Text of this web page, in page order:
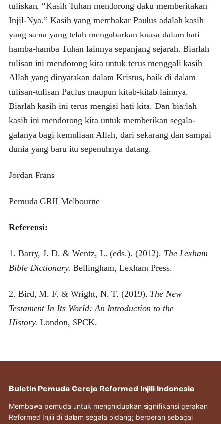
tuliskan, “Kasih Tuhan mendorong daku memberitakan
Injil-Nya.” Kasih yang membakar Paulus adalah kasih
yang sama yang telah mengobarkan kuasa dalam hati
hamba-hamba Tuhan lainnya sepanjang sejarah. Biarlah
tulisan ini mendorong kita untuk terus menggali kasih
Allah yang dinyatakan dalam Kristus, baik di dalam
tulisan-tulisan Paulus maupun kitab-kitab lainnya.
Biarlah kasih ini terus mengisi hati kita. Dan biarlah
kasih ini mendorong kita untuk memberikan segala-
galanya bagi kemuliaan Allah, dari sekarang dan sampai
dunia yang baru itu sepenuhnya datang.
Jordan Frans
Pemuda GRII Melbourne
Referensi:
1. Barry, J. D. & Wentz, L. (eds.). (2012). The Lexham
Bible Dictionary. Bellingham, Lexham Press.
2. Bird, M. F. & Wright, N. T. (2019). The New
Testament In Its World: An Introduction to the
History. London, SPCK.
Buletin Pemuda Gereja Reformed Injili Indonesia
Membawa pemuda untuk menghidupkan signifikansi gerakan
Reformed Injili di dalam segala bidang; berperan sebagai